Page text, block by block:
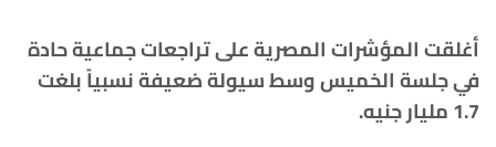
أغلقت المؤشرات المصرية على تراجعات جماعية حادة
في جلسة الخميس وسط سيولة ضعيفة نسبياً بلغت
1.7 مليار جنيه
.